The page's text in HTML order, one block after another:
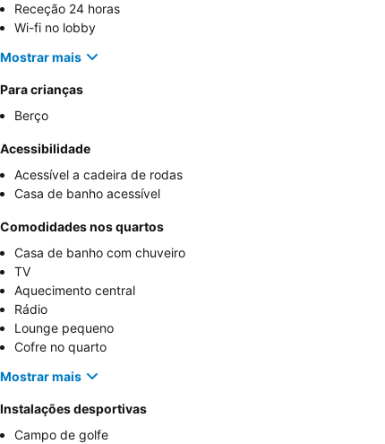
Receção 24 horas
Wi-fi no lobby
Mostrar mais
Para crianças
Berço
Acessibilidade
Acessível a cadeira de rodas
Casa de banho acessível
Comodidades nos quartos
Casa de banho com chuveiro
TV
Aquecimento central
Rádio
Lounge pequeno
Cofre no quarto
Mostrar mais
Instalações desportivas
Campo de golfe